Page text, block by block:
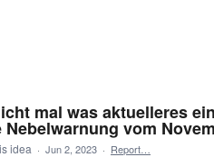
mal was aktuelleres
vom
idea · Jun 2, 2023 · Report…